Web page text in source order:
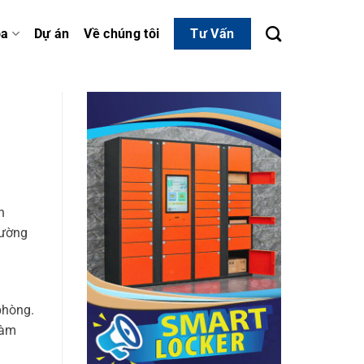
Dự án Về chúng tôi Tư Vấn